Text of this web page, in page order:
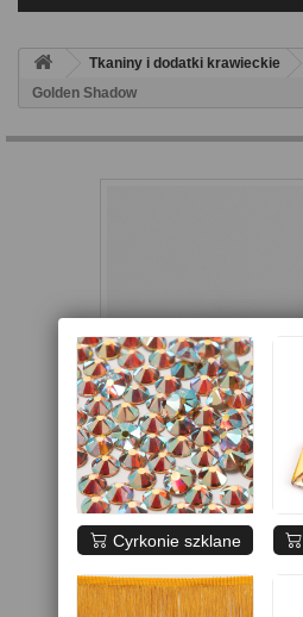
Tkaniny i dodatki krawieckie
Golden Shadow
Cyrkonie szklane